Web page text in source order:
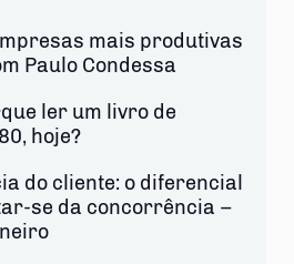
mais produtivas
Paulo Condessa
ler um livro de
hoje?
do cliente: o diferencial
se da concorrência –